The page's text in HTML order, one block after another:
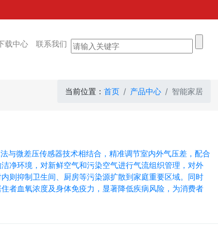
载中心 联系我们
当前位置： 首页 产品中心 智能家居
与微差压传感器技术相结合，精准调节室内外气压差，配合
净环境，对新鲜空气和污染空气进行气流组织管理，对外
则抑制卫生间、厨房等污染源扩散到家庭重要区域。同时
者血氧浓度及身体免疫力，显著降低疾病风险，为消费者